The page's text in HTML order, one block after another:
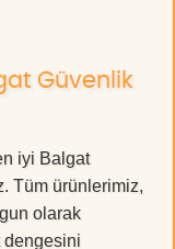
Güvenlik
iyi Balgat
Tüm ürünlerimiz,
olarak
dengesini